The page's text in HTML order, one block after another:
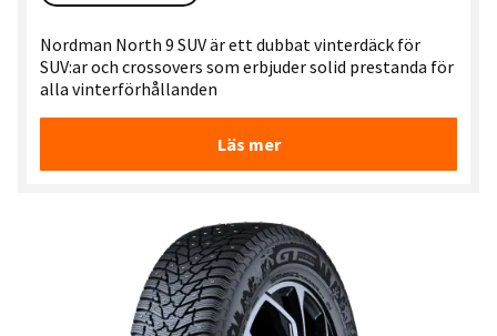
Nordman North 9 SUV är ett dubbat vinterdäck för
SUV:ar och crossovers som erbjuder solid prestanda för
alla vinterförhållanden
Läs mer